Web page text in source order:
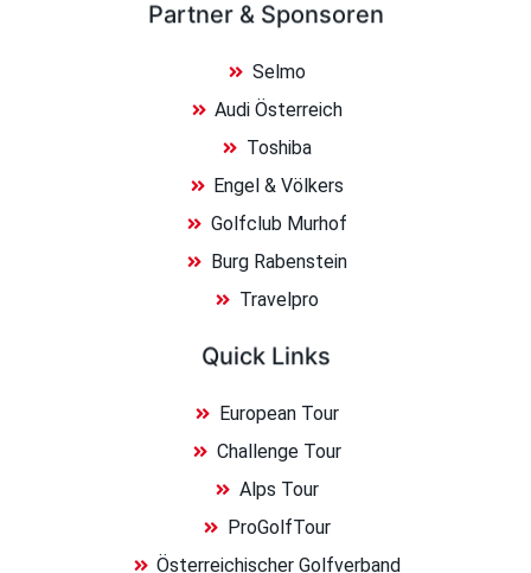
Partner & Sponsoren
Selmo
Audi Österreich
Toshiba
Engel & Völkers
Golfclub Murhof
Burg Rabenstein
Travelpro
Quick Links
European Tour
Challenge Tour
Alps Tour
ProGolfTour
Österreichischer Golfverband